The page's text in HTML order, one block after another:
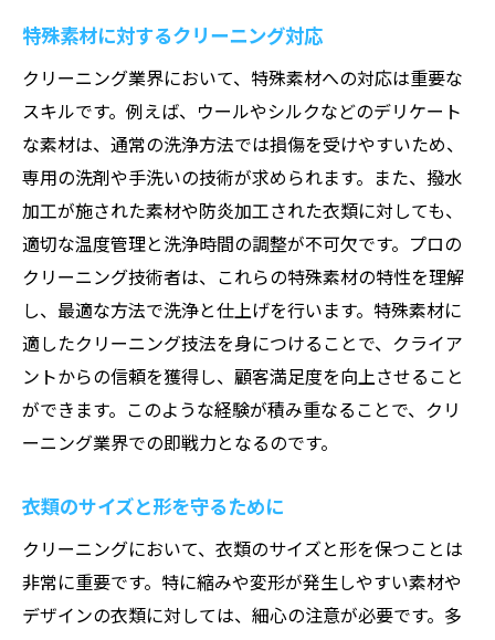
特殊素材に対するクリーニング対応
クリーニング業界において、特殊素材への対応は重要な
スキルです。例えば、ウールやシルクなどのデリケート
な素材は、通常の洗浄方法では損傷を受けやすいため、
専用の洗剤や手洗いの技術が求められます。また、撥水
加工が施された素材や防炎加工された衣類に対しても、
適切な温度管理と洗浄時間の調整が不可欠です。プロの
クリーニング技術者は、これらの特殊素材の特性を理解
し、最適な方法で洗浄と仕上げを行います。特殊素材に
適したクリーニング技法を身につけることで、クライア
ントからの信頼を獲得し、顧客満足度を向上させること
ができます。このような経験が積み重なることで、クリ
ーニング業界での即戦力となるのです。
衣類のサイズと形を守るために
クリーニングにおいて、衣類のサイズと形を保つことは
非常に重要です。特に縮みや変形が発生しやすい素材や
デザインの衣類に対しては、細心の注意が必要です。多